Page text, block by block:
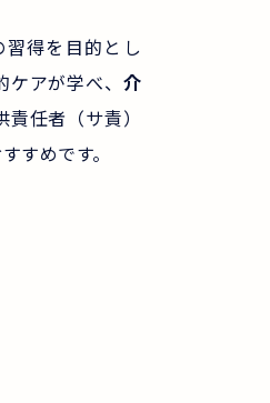
得を目的とし
アが学べ、 介
任者（サ責）
すめです。